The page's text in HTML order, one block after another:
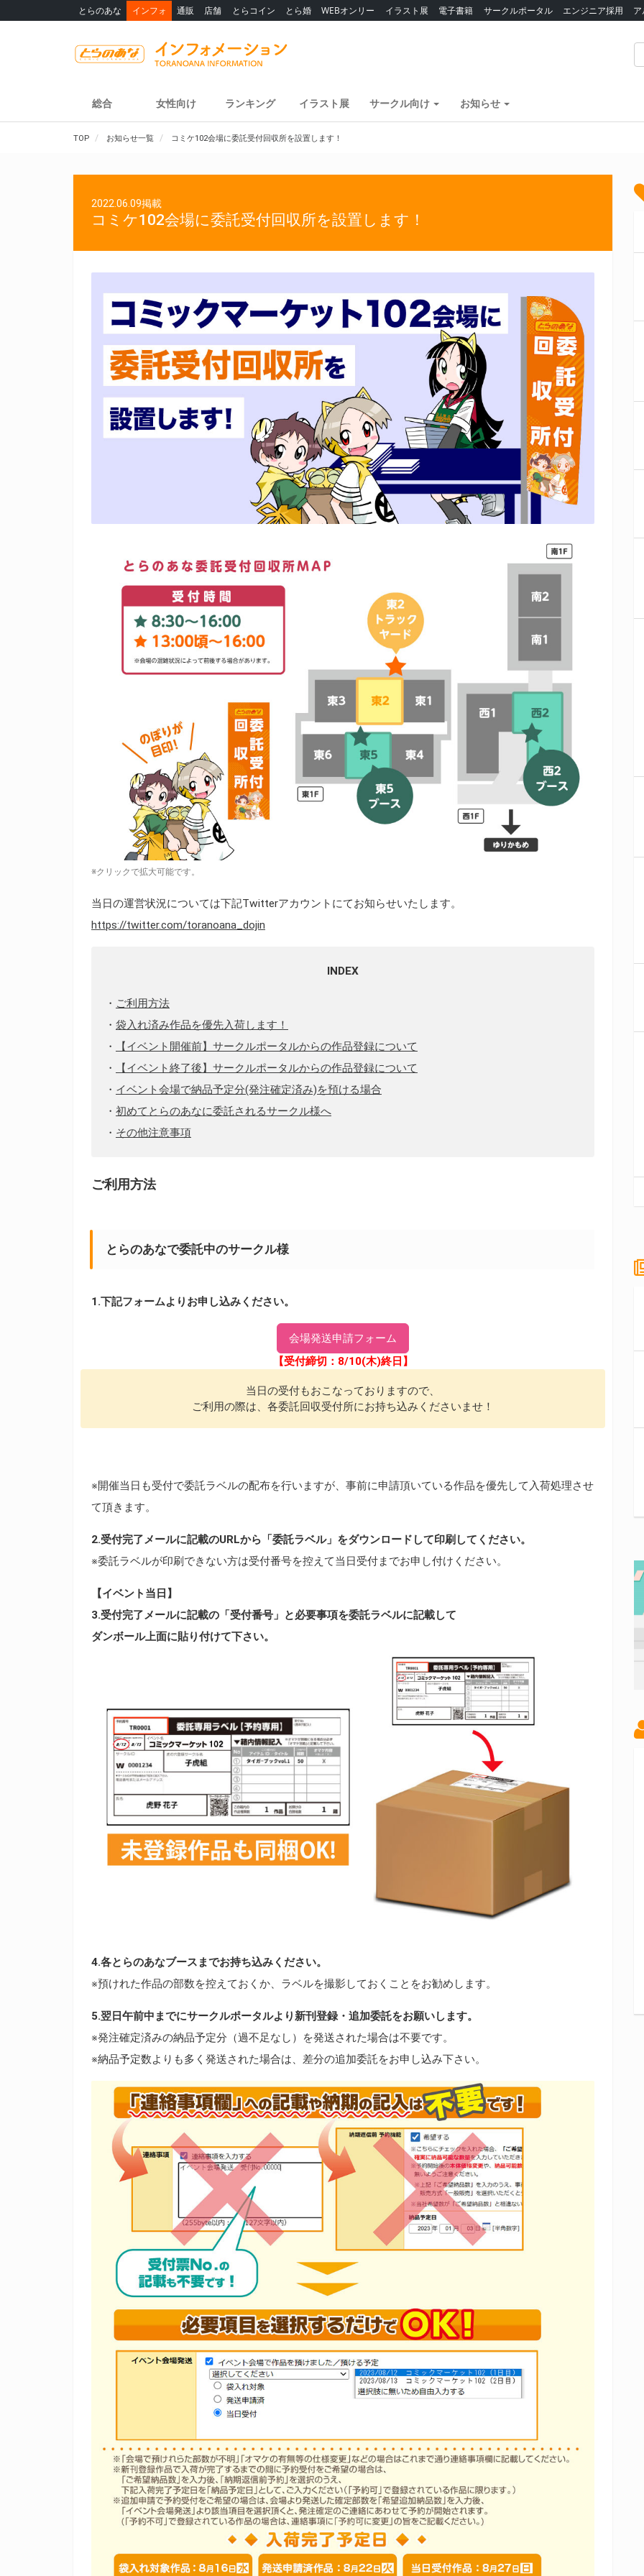
とらのあな インフォ 通販 店舗 とらコイン とら婚 WEBオンリー イラスト展 電子書籍 サークルポータル エンジニア採用
総合 女性向け ランキング イラスト展 サークル向け お知らせ
TOP お知らせ一覧 コミケ102会場に委託受付回収所を設置します！
2022.06.09掲載
コミケ102会場に委託受付回収所を設置します！
※クリックで拡大可能です。
当日の運営状況については下記Twitterアカウントにてお知らせいたします。
https://twitter.com/toranoana_dojin
INDEX
・ ご利用方法
・ 袋入れ済み作品を優先入荷します！
・
【イベント開催前】サークルポータルからの作品登録について
・
【イベント終了後】サークルポータルからの作品登録について
・ イベント会場で納品予定分(発注確定済み)を預ける場合
・ 初めてとらのあなに委託されるサークル様へ
・ その他注意事項
ご利用方法
とらのあなで委託中のサークル様
1.下記フォームよりお申し込みください。
会場発送申請フォーム
【受付締切：8/10(木)終日】
当日の受付もおこなっておりますので、
ご利用の際は、各委託回収受付所にお持ち込みくださいませ！
※開催当日も受付で委託ラベルの配布を行いますが、事前に申請頂いている作品を優先して入荷処理させ
て頂きます。
2.受付完了メールに記載のURLから「委託ラベル」をダウンロードして印刷してください。
※委託ラベルが印刷できない方は受付番号を控えて当日受付までお申し付けください。
【イベント当日】
3.受付完了メールに記載の「受付番号」と必要事項を委託ラベルに記載して
ダンボール上面に貼り付けて下さい。
4.各とらのあなブースまでお持ち込みください。
※預けれた作品の部数を控えておくか、ラベルを撮影しておくことをお勧めします。
5.翌日午前中までにサークルポータルより新刊登録・追加委託をお願いします。
※発注確定済みの納品予定分（過不足なし）を発送された場合は不要です。
※納品予定数よりも多く発送された場合は、差分の追加委託をお申し込み下さい。